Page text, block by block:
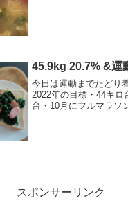
45.9kg 20.7% &運
今日は運動までたどり
2022年の目標・44キロ
台・10月にフルマラソ
スポンサーリンク